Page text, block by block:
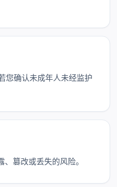
您确认未成年人未经监护
篡改或丢失的风险。